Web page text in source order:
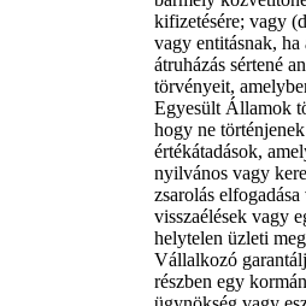
kifizetésére; vagy
vagy entitásnak,
átruházás sértené
törvényeit,
Egyesült Államok
hogy ne
értékátadások,
nyilvános vagy
zsarolás
visszaélések vagy
helytelen üzleti
Vállalkozó
részben egy